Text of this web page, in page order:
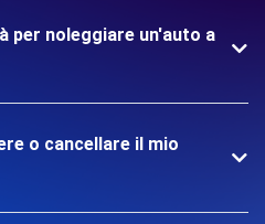
per noleggiare un'auto a
o cancellare il mio